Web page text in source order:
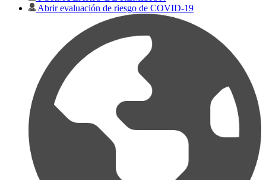
Abrir evaluación de riesgo de COVID-19